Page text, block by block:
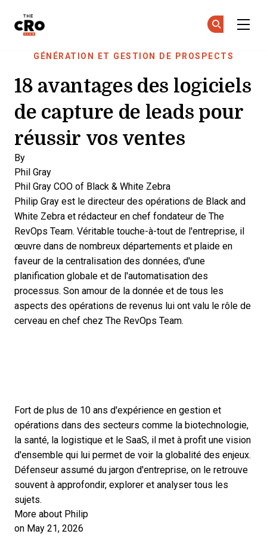
Skip to main content
GÉNÉRATION ET GESTION DE PROSPECTS
18 avantages des logiciels
de capture de leads pour
réussir vos ventes
By
Phil Gray
Phil Gray COO of Black & White Zebra
Philip Gray est le directeur des opérations de Black and
White Zebra et rédacteur en chef fondateur de The
RevOps Team. Véritable touche-à-tout de l'entreprise, il
œuvre dans de nombreux départements et plaide en
faveur de la centralisation des données, d'une
planification globale et de l'automatisation des
processus. Son amour de la donnée et de tous les
aspects des opérations de revenus lui ont valu le rôle de
cerveau en chef chez The RevOps Team.
Fort de plus de 10 ans d'expérience en gestion et
opérations dans des secteurs comme la biotechnologie,
la santé, la logistique et le SaaS, il met à profit une vision
d'ensemble qui lui permet de voir la globalité des enjeux.
Défenseur assumé du jargon d'entreprise, on le retrouve
souvent à approfondir, explorer et analyser tous les
sujets.
More about Philip
on May 21, 2026